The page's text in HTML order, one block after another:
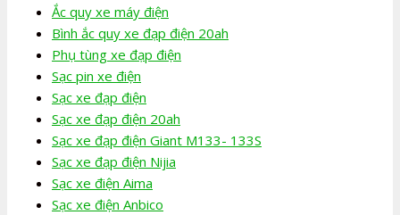
Ắc quy xe máy điện
Bình ắc quy xe đạp điện 20ah
Phụ tùng xe đạp điện
Sạc pin xe điện
Sạc xe đạp điện
Sạc xe đạp điện 20ah
Sạc xe đạp điện Giant M133- 133S
Sạc xe đạp điện Nijia
Sạc xe điện Aima
Sạc xe điện Anbico